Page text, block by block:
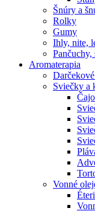
Šnúry a
Rolky
Gumy
Ihly, nite,
Aromaterapia
Sviečky a
Vonné